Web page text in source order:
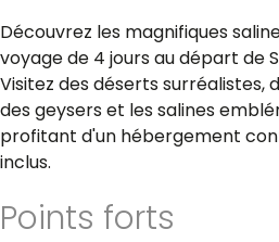
Découvrez les magnifiques
voyage de 4 jours au départ de
Visitez des déserts surréalistes,
des geysers et les salines
profitant d'un hébergement
inclus.
Points forts